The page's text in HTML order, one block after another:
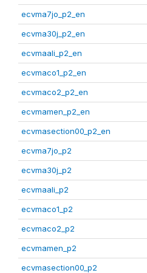
ecvma7jo_p2_en
ecvma30j_p2_en
ecvmaali_p2_en
ecvmaco1_p2_en
ecvmaco2_p2_en
ecvmamen_p2_en
ecvmasection00_p2_en
ecvma7jo_p2
ecvma30j_p2
ecvmaali_p2
ecvmaco1_p2
ecvmaco2_p2
ecvmamen_p2
ecvmasection00_p2